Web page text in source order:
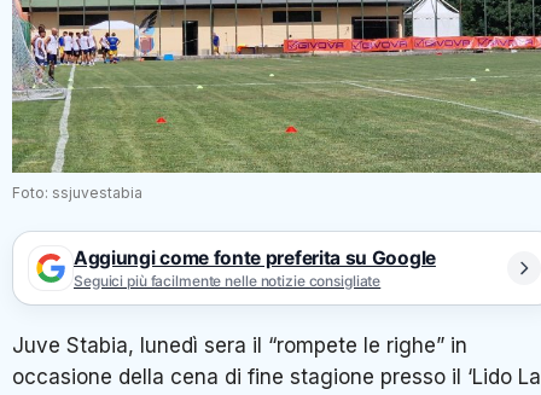
Foto: ssjuvestabia
Aggiungi come fonte preferita su Google
Seguici più facilmente nelle notizie consigliate
Juve Stabia, lunedì sera il “rompete le righe” in
occasione della cena di fine stagione presso il ‘Lido La